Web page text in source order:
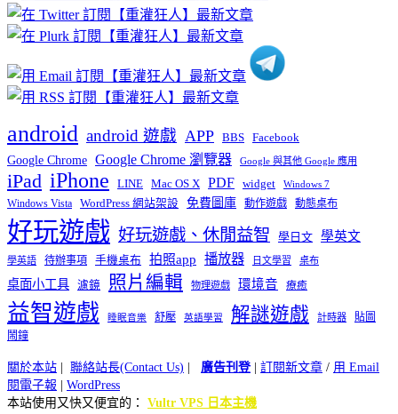
分
類
android android 遊戲 APP BBS Facebook
Google Chrome Google Chrome 瀏覽器 Google 與其他 Google 應用
iPad iPhone LINE Mac OS X PDF widget Windows 7
Windows Vista WordPress 網站架設 免費圖庫 動作遊戲 動態桌布
好玩遊戲 好玩遊戲、休閒益智 學日文 學英文
學英語 待辦事項 手機桌布 拍照app 播放器 日文學習 桌布
桌面小工具 濾鏡 照片編輯 物理遊戲 環境音 療癒
益智遊戲 睡眠音樂 舒壓 英語學習 解謎遊戲 計時器
貼圖
鬧鐘
關於本站 | 聯絡站長(Contact Us) | 廣告刊登| 訂閱新文章 / 用 Email
閱電子報 | WordPress
本站使用又快又便宜的： Vultr VPS 日本主機